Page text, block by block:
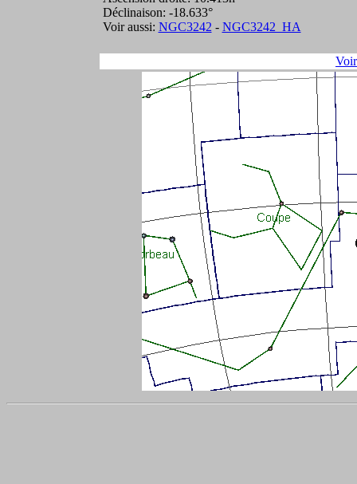
Déclinaison: -18.633°
Voir aussi: NGC3242 - NGC3242_HA